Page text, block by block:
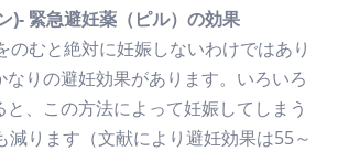
)- 緊急避妊薬（ピル）の効果
むと絶対に妊娠しないわけではあり
なりの避妊効果があります。いろいろ
、この方法によって妊娠してしまう
減ります（文献により避妊効果は55～